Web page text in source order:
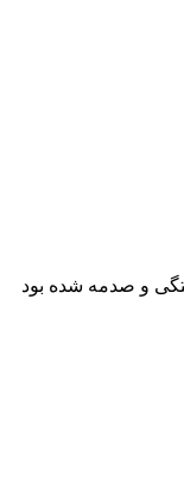
و صدمه شده بود